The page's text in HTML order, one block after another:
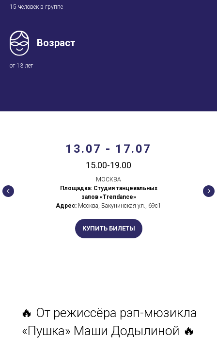
15 человек в группе
Возраст
от 13 лет
13.07 - 17.07
15.00-19.00
МОСКВА
Площадка: Студия танцевальных
залов «Trendance»
Адрес: Москва, Бакунинская ул., 69с1
КУПИТЬ БИЛЕТЫ
🔥 От режиссёра рэп-мюзикла
«Пушка» Маши Додылиной 🔥